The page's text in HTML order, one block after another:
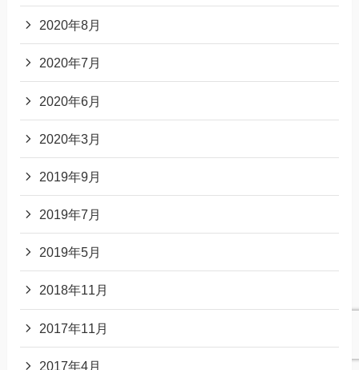
2020年8月
2020年7月
2020年6月
2020年3月
2019年9月
2019年7月
2019年5月
2018年11月
2017年11月
2017年4月